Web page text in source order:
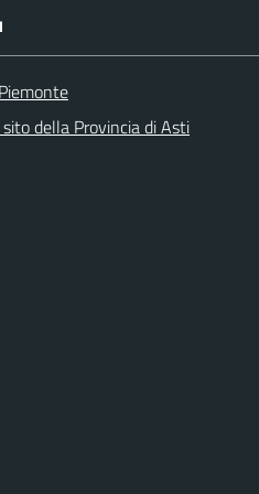
della Provincia di Asti